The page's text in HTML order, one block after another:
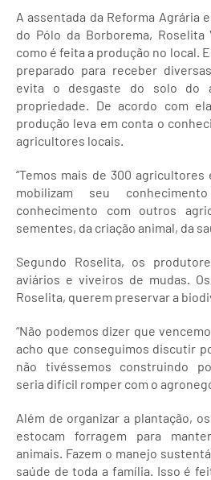
A assentada da Reforma Agrária
do Pólo da Borborema,
como é feita a produção no local.
preparado para receber
evita o desgaste do solo do
propriedade. De acordo com
produção leva em conta o
agricultores locais.
“Temos mais de 300
mobilizam seu
conhecimento com outros
sementes, da criação animal, da
Segundo Roselita, os
aviários e viveiros de mudas.
Roselita, querem preservar a
“Não podemos dizer que
acho que conseguimos discutir
não tivéssemos construindo
seria difícil romper com o
Além de organizar a plantação,
estocam forragem para
animais. Fazem o manejo
saúde de toda a família. Isso é